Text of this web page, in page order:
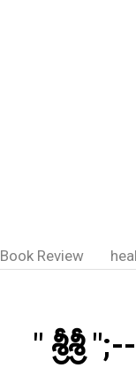
Book Review
" శ్రీశ్రీ